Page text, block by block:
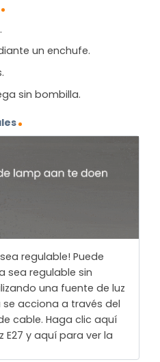
un enchufe.
sin bombilla.
regulable! Puede
sea regulable sin
una fuente de luz
acciona a través del
cable. Haga clic aquí
E27 y aquí para ver la